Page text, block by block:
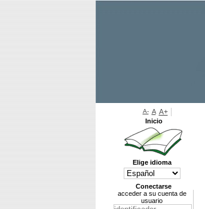
A- A A+
Inicio
Elige idioma
Conectarse
acceder a su cuenta de
usuario